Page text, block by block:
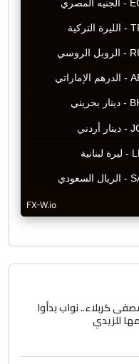
كربلاء.. نواب بدأوا
للزيدي